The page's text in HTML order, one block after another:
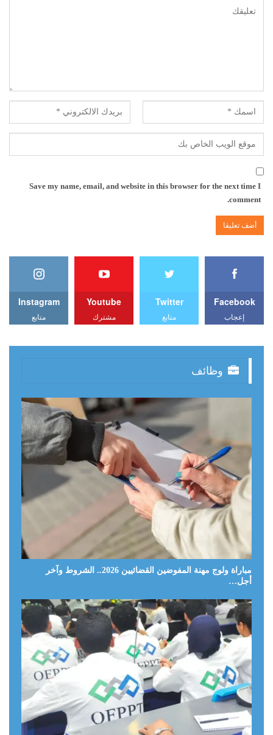
Save my name, email, and website in this browser for the next time I
comment.
Facebook
إعجاب
Twitter
متابع
Youtube
مشترك
Instagram
متابع
وظائف
مباراة ولوج مهنة المفوضين القضائيين 2026.. الشروط وآخر
أجل…